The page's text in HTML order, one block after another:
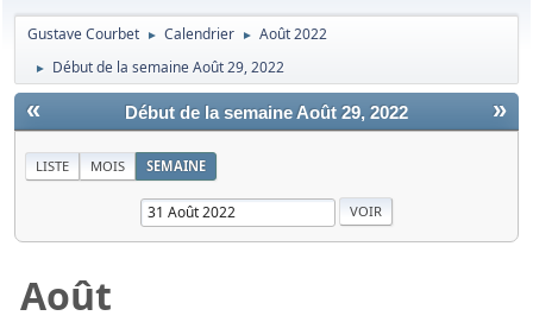
Gustave Courbet ► Calendrier ► Août 2022
► Début de la semaine Août 29, 2022
« »
Début de la semaine Août 29, 2022
LISTE MOIS SEMAINE
Août